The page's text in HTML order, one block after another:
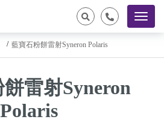
藍寶石粉餅雷射Syneron Polaris
雷射Syneron
Polaris